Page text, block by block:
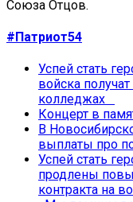
Союза Отцов.
#Патриот54
Успей стать
войска
колледжах
Концерт в
В
выплаты про
Успей стать
продлены
контракта на